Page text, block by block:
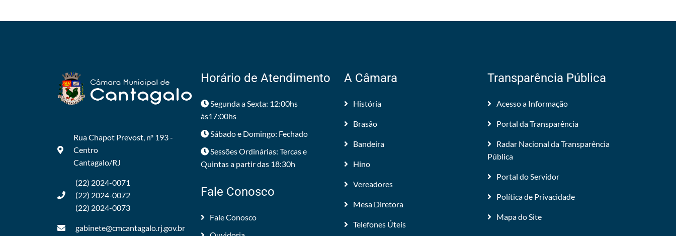
Rua Chapot Prevost, nº 193 -
Centro
Cantagalo/RJ
(22) 2024-0071
(22) 2024-0072
(22) 2024-0073
gabinete@cmcantagalo.rj.gov.br
Horário de Atendimento
Segunda a Sexta: 12:00hs
às17:00hs
Sábado e Domingo: Fechado
Sessões Ordinárias: Tercas e
Quintas a partir das 18:30h
Fale Conosco
Fale Conosco
A Câmara
História
Brasão
Bandeira
Hino
Vereadores
Mesa Diretora
Telefones Úteis
Transparência Pública
Acesso a Informação
Portal da Transparência
Radar Nacional da Transparência
Pública
Portal do Servidor
Política de Privacidade
Mapa do Site